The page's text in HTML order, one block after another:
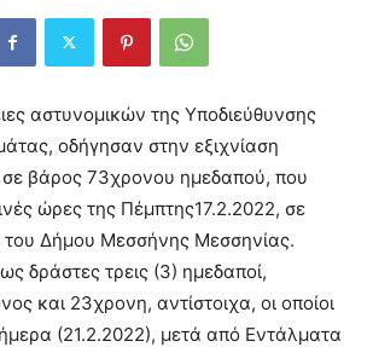
αστυνομικών της Υποδιεύθυνσης
οδήγησαν στην εξιχνίαση
βάρος 73χρονου ημεδαπού, που
ώρες της Πέμπτης17.2.2022, σε
του Δήμου Μεσσήνης Μεσσηνίας.
δράστες τρεις (3) ημεδαποί,
και 23χρονη, αντίστοιχα, οι οποίοι
(21.2.2022), μετά από Εντάλματα